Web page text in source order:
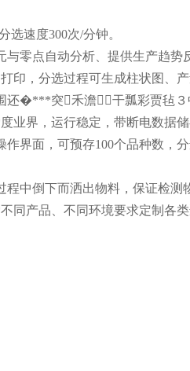
选速度300次/分钟。
零点自动分析、提供生产趋势
印，分选过程可生成柱状图、
还�***突禾澹干瓢彩贾毡
业界，运行稳定，带断电数据储
作界面，可预存100个品种数
中倒下而洒出物料，保证检测
同产品、不同环境要求定制各